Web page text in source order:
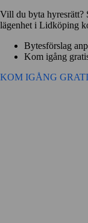
Vill du byta hyresrätt?
lägenhet i Lidköping
Bytesförslag
Kom igång
KOM IGÅNG